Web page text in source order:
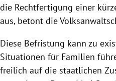
die Rechtfertigung einer
aus, betont die
Diese Befristung kann zu
Situationen für Familien
freilich auf die staatlichen